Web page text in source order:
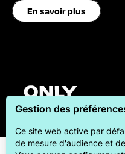
En savoir plus
Gestion des
Ce site web active par
de mesure d'audience et